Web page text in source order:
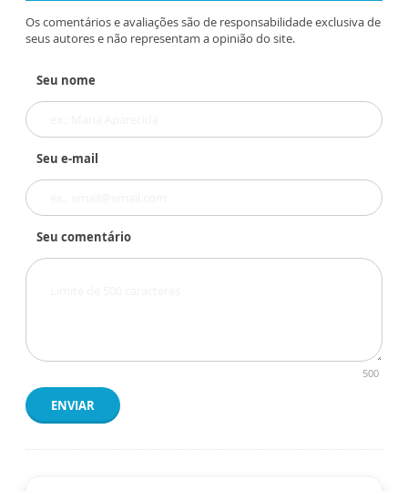
Os comentários e avaliações são de responsabilidade exclusiva de
seus autores e não representam a opinião do site.
Seu nome
Seu e-mail
Seu comentário
500
ENVIAR